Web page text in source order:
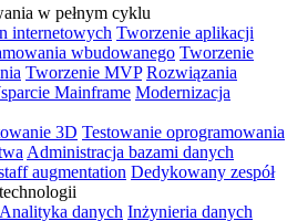
w pełnym cyklu
internetowych Tworzenie aplikacji
wbudowanego Tworzenie
Tworzenie MVP Rozwiązania
Mainframe Modernizacja
3D Testowanie oprogramowania
Administracja bazami danych
augmentation Dedykowany zespół
Analityka danych Inżynieria danych